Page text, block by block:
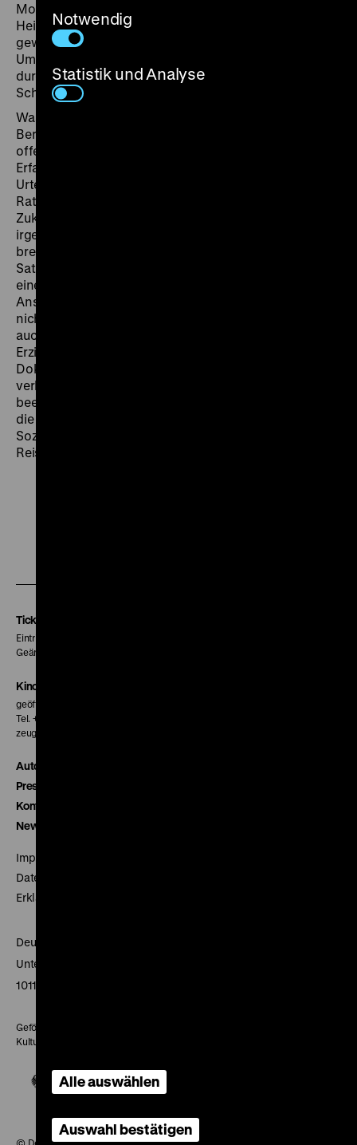
Monate lang ein Pilotprojekt des Johannes-Petersen-
Heims in Hamburg-Volksdorf, das kriminelle und
gewalterfahrene Jugendliche aus ihrem gewohnten
Umfeld nimmt, sie auf eine gemeinschaftlich
durchgeführte Reise schickt und in einer mobilen
Schule auf ihren Schulabschluss vorbereitet.
Was zunächst anmutet wie unabhängige Fernseh-
Berichterstattung, entwickelt sich schnell zu einem
offenen Selbstbericht, in dem die Kinder ihre
Erfahrungen der Reise schildern. Konterkariert mit den
Urteilen ihrer Akten, werden die Aussichtslosigkeit und
Ratlosigkeit gegenüber den Jugendlichen und ihren
Zukunftschancen spürbar, in dieser Gesellschaft
irgendwann Fuß zu fassen. „Du kannst sie entweder
brechen oder versuchen, sie zu überzeugen“ – dieser
Satz eines Sozialarbeiters macht die Notwendigkeit
einer Heimreform deutlich, die unter anderem im
Anschluss an dieses Projekt in Gang kam, welches
nicht ohne Widerspruch geschah. So stand die Reise
auch unter Beobachtung der Presse, da sie als
Erziehungsmethode kritisch beäugt wurde. Die
Dokumentarfilme stellen sich dementgegen wird und
verlangen nach gesellschaftlicher Verantwortung. So
beeindruckt vor allem der respektvolle Umgang und
die fürsorgliche Konfliktaustragung der engagierten
Sozialarbeiter, von dem dieses besondere
Reisetagebuch zeugt. (fib)
Tickets
Eintritt 5 €
Geänderte Preise sind im Programm vermerkt.
Kinokasse
geöffnet 30 Minuten vor Beginn der ersten Vorstellung
Tel. + 49 30 20304-770
zeughauskino@dhm.de
Autor*innen
Presse
Kontakt
Newsletter
Impressum
Datenschutz
Erklärung digitale Barrierefreiheit
Deutsches Historisches Museum
Unter den Linden 2
10117 Berlin
Gefördert mit Mitteln des Beauftragten der Bundesregierung für
Kultur und Medien
© Deutsches Historisches Museum, 2026
Notwendig
Statistik und Analyse
Alle auswählen
Auswahl bestätigen